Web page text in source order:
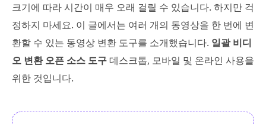
크기에 따라 시간이 매우 오래 걸릴 수 있습니다. 하지만 걱
정하지 마세요. 이 글에서는 여러 개의 동영상을 한 번에 변
환할 수 있는 동영상 변환 도구를 소개했습니다. 일괄 비디
오 변환 오픈 소스 도구데스크톱, 모바일 및 온라인 사용을
위한 것입니다.